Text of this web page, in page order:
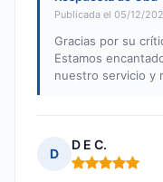
Publicada el 05/12/
Gracias por su
Estamos
nuestro servicio y
D
D E C.
Nota: 5 de 5